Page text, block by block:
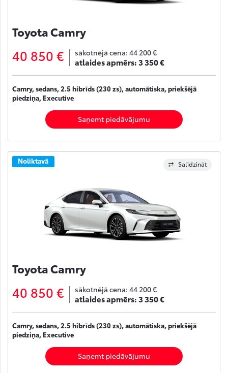
Toyota Camry
40 850 € sākotnējā cena: 44 200 €
atlaides apmērs:3 350 €
Camry, sedans, 2.5 hibrīds (230 zs), automātiska, priekšējā
piedziņa, Executive
Saņemt piedāvājumu
Salīdzināt
Noliktavā
Toyota Camry
40 850 € sākotnējā cena: 44 200 €
atlaides apmērs:3 350 €
Camry, sedans, 2.5 hibrīds (230 zs), automātiska, priekšējā
piedziņa, Executive
Saņemt piedāvājumu